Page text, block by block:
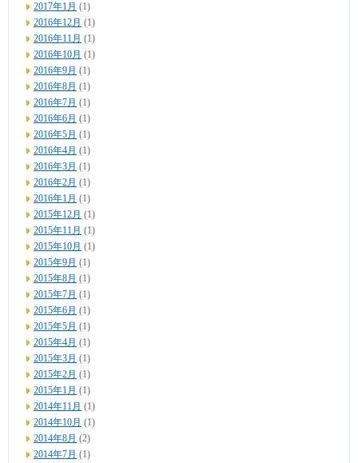
2017年1月 (1)
2016年12月 (1)
2016年11月 (1)
2016年10月 (1)
2016年9月 (1)
2016年8月 (1)
2016年7月 (1)
2016年6月 (1)
2016年5月 (1)
2016年4月 (1)
2016年3月 (1)
2016年2月 (1)
2016年1月 (1)
2015年12月 (1)
2015年11月 (1)
2015年10月 (1)
2015年9月 (1)
2015年8月 (1)
2015年7月 (1)
2015年6月 (1)
2015年5月 (1)
2015年4月 (1)
2015年3月 (1)
2015年2月 (1)
2015年1月 (1)
2014年11月 (1)
2014年10月 (1)
2014年8月 (2)
2014年7月 (1)